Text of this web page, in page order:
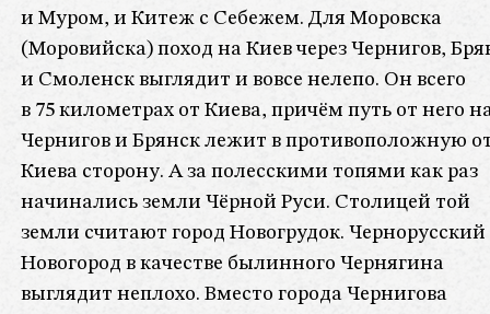
и Муром, и Китеж с Себежем. Для Моровска
(Моровийска) поход на Киев через Чернигов,
и Смоленск выглядит и вовсе нелепо. Он всего
в 75 километрах от Киева, причём путь от него
Чернигов и Брянск лежит в противоположную
Киева сторону. А за полесскими топями как раз
начинались земли Чёрной Руси. Столицей той
земли считают город Новогрудок. Чернорусский
Новогород в качестве былинного Чернягина
выглядит неплохо. Вместо города Чернигова